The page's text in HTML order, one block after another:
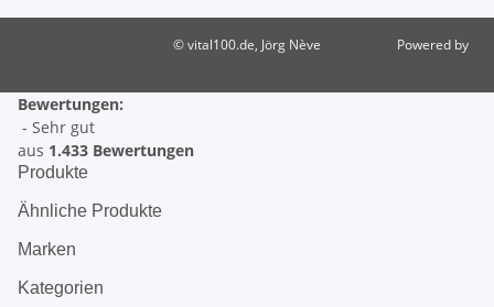
© vital100.de, Jörg Nève
Powered by
Bewertungen:
- Sehr gut
aus 1.433 Bewertungen
Produkte
Ähnliche Produkte
Marken
Kategorien